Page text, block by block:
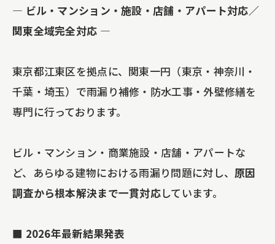
― ビル・マンション・施設・店舗・アパート対応／
関東全域完全対応 ―
東京都江東区を拠点に、関東一円（東京・神奈川・
千葉・埼玉）で雨漏り補修・防水工事・外壁修繕を
専門に行っております。
ビル・マンション・商業施設・店舗・アパートな
ど、あらゆる建物における雨漏り問題に対し、原因
調査から根本解決まで一貫対応しています。
■ 2026年最新結果発表